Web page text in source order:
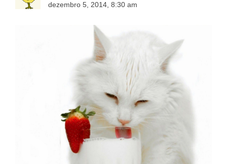
dezembro 5, 2014, 8:30 am